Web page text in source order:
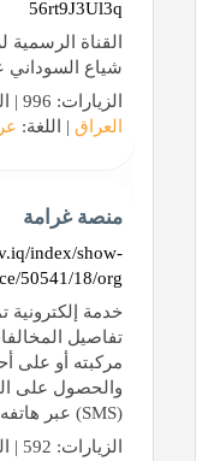
56rt9J3Ul3q
القناة
شياع السوداني
الزيارات: 996 | التقييم: 0 | المقيّمين: 0 | الدولة:
العراق | اللغة:
منصة غرامة
index/show-
50541/18/org
خدمة
تفاصيل
مركبته أو على
والحصول على
(SMS) عبر هاتفه النقال.
الزيارات: 592 | التقييم: 0 | المقيّمين: 0 | الدولة: